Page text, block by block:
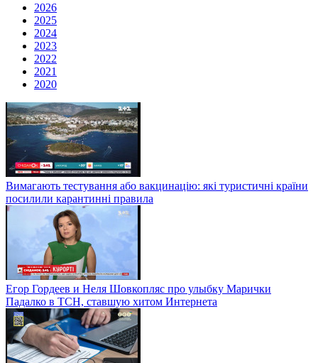
2026
2025
2024
2023
2022
2021
2020
Вимагають тестування або вакцинацію: які туристичні країни
посилили карантинні правила
Егор Гордеев и Неля Шовкопляс про улыбку Марички
Падалко в ТСН, ставшую хитом Интернета